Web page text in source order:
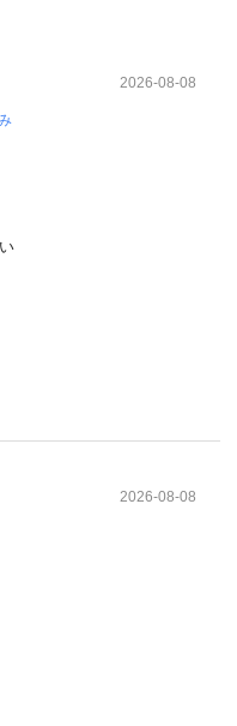
2026-08-08
2026-08-08